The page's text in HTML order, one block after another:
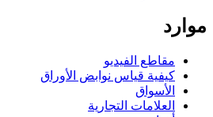
موارد
مقاطع الفيديو
كيفية قياس نوابض الأوراق
الأسواق
العلامات التجارية